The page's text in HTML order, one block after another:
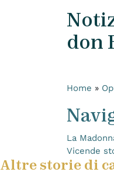
don
Home »
La
Vicende
Altre storie di